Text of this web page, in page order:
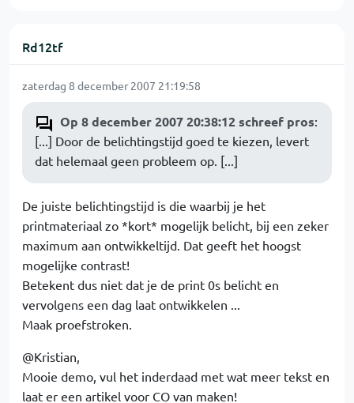
Rd12tf
zaterdag 8 december 2007 21:19:58
Op 8 december 2007 20:38:12 schreef pros:
[...] Door de belichtingstijd goed te kiezen, levert
dat helemaal geen probleem op. [...]
De juiste belichtingstijd is die waarbij je het
printmateriaal zo *kort* mogelijk belicht, bij een zeker
maximum aan ontwikkeltijd. Dat geeft het hoogst
mogelijke contrast!
Betekent dus niet dat je de print 0s belicht en
vervolgens een dag laat ontwikkelen ...
Maak proefstroken.
@Kristian,
Mooie demo, vul het inderdaad met wat meer tekst en
laat er een artikel voor CO van maken!